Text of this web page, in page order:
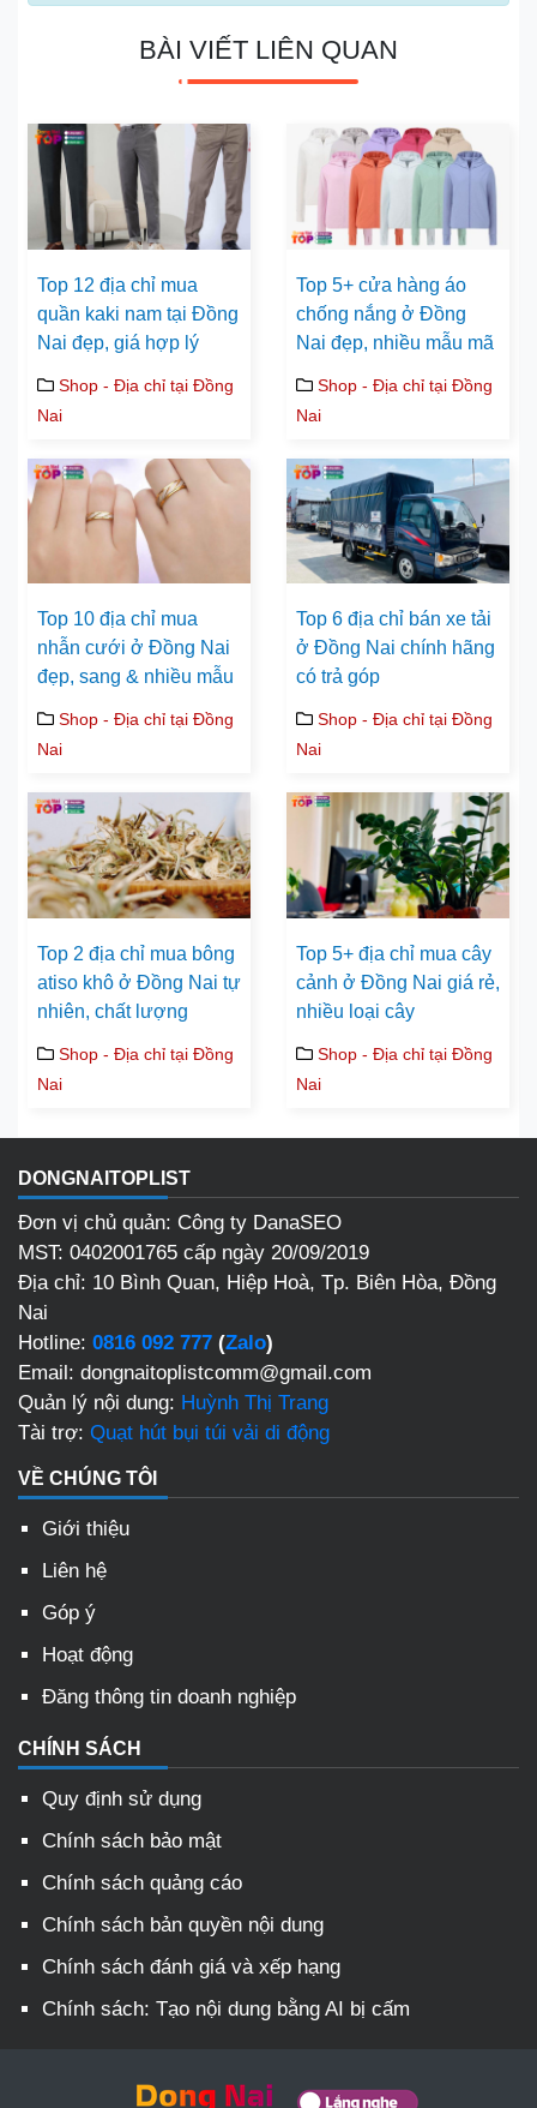
BÀI VIẾT LIÊN QUAN
Top 12 địa chỉ mua
quần kaki nam tại Đồng
Nai đẹp, giá hợp lý
Shop - Địa chỉ tại Đồng
Nai
Top 5+ cửa hàng áo
chống nắng ở Đồng
Nai đẹp, nhiều mẫu mã
Shop - Địa chỉ tại Đồng
Nai
Top 10 địa chỉ mua
nhẫn cưới ở Đồng Nai
đẹp, sang & nhiều mẫu
Shop - Địa chỉ tại Đồng
Nai
Top 6 địa chỉ bán xe tải
ở Đồng Nai chính hãng
có trả góp
Shop - Địa chỉ tại Đồng
Nai
Top 2 địa chỉ mua bông
atiso khô ở Đồng Nai tự
nhiên, chất lượng
Shop - Địa chỉ tại Đồng
Nai
Top 5+ địa chỉ mua cây
cảnh ở Đồng Nai giá rẻ,
nhiều loại cây
Shop - Địa chỉ tại Đồng
Nai
DONGNAITOPLIST
Đơn vị chủ quản: Công ty DanaSEO
MST: 0402001765 cấp ngày 20/09/2019
Địa chỉ: 10 Bình Quan, Hiệp Hoà, Tp. Biên Hòa, Đồng
Nai
Hotline: 0816 092 777 (Zalo)
Email: dongnaitoplistcomm@gmail.com
Quản lý nội dung: Huỳnh Thị Trang
Tài trợ: Quạt hút bụi túi vải di động
VỀ CHÚNG TÔI
Giới thiệu
Liên hệ
Góp ý
Hoạt động
Đăng thông tin doanh nghiệp
CHÍNH SÁCH
Quy định sử dụng
Chính sách bảo mật
Chính sách quảng cáo
Chính sách bản quyền nội dung
Chính sách đánh giá và xếp hạng
Chính sách: Tạo nội dung bằng AI bị cấm